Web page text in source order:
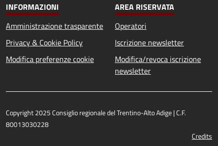
INFORMAZIONI
Amministrazione trasparente
Privacy & Cookie Policy
Modifica preferenze cookie
AREA RISERVATA
Operatori
Iscrizione newsletter
Modifica/revoca iscrizione
newsletter
Copyright 2025 Consiglio regionale del Trentino-Alto Adige | C.F.
80013030228
Credits